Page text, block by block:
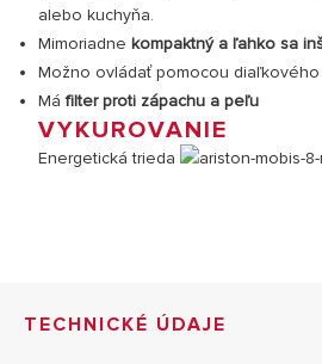
alebo kuchyňa.
Mimoriadne kompaktný a ľahko sa
Možno ovládať pomocou
Máfilter proti zápachu a peľu
VYKUROVANIE
Energetická trieda
TECHNICKÉ ÚDAJE